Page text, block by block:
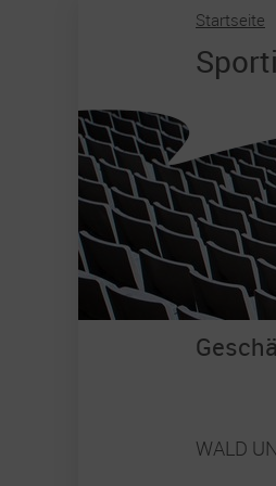
Zum Hauptinhalt springen
Startseite
WALD